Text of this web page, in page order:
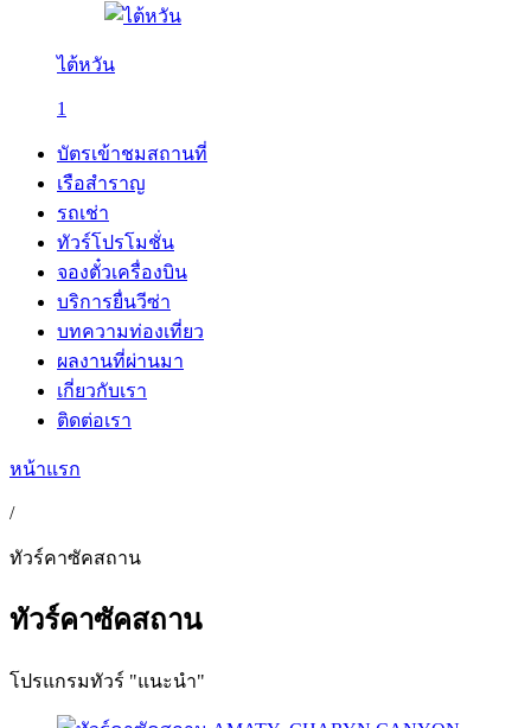
ไต้หวัน
1
บัตรเข้าชมสถานที่
เรือสำราญ
รถเช่า
ทัวร์โปรโมชั่น
จองตั๋วเครื่องบิน
บริการยื่นวีซ่า
บทความท่องเที่ยว
ผลงานที่ผ่านมา
เกี่ยวกับเรา
ติดต่อเรา
หน้าแรก
/
ทัวร์คาซัคสถาน
ทัวร์คาซัคสถาน
โปรแกรมทัวร์ "แนะนำ"